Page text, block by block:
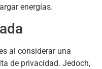
energías.
al considerar una
de privacidad. Jedoch,